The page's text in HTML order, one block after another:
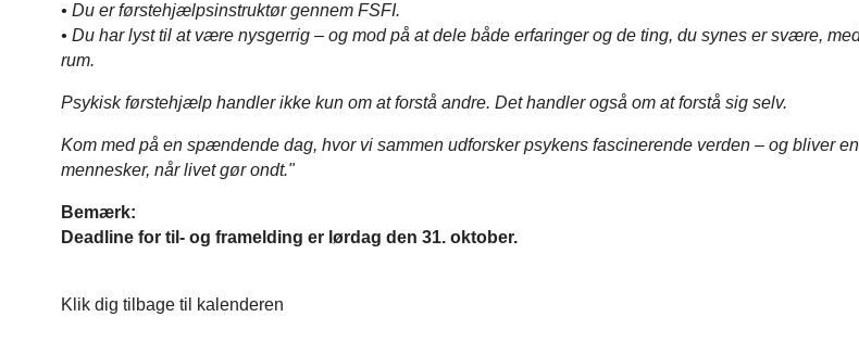
• Du er førstehjælpsinstruktør gennem FSFI.
• Du har lyst til at være nysgerrig – og mod på at dele både erfaringer og de ting, du synes er svære,
rum.
Psykisk førstehjælp handler ikke kun om at forstå andre. Det handler også om at forstå sig selv.
Kom med på en spændende dag, hvor vi sammen udforsker psykens fascinerende verden – og bliver
mennesker, når livet gør ondt."
Bemærk:
Deadline for til- og framelding er lørdag den 31. oktober.
Klik dig tilbage til kalenderen